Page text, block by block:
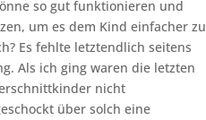
so gut funktionieren und
um es dem Kind einfacher zu
Es fehlte letztendlich seitens
Als ich ging waren die letzten
nicht
über solch eine